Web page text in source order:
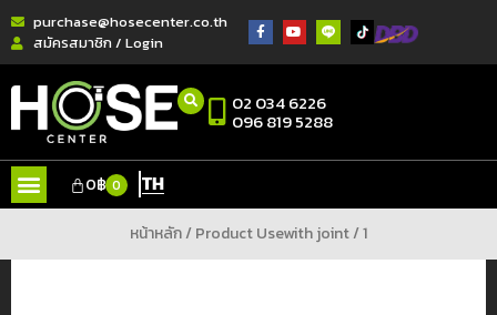
purchase@hosecenter.co.th
สมัครสมาชิก / Login
02 034 6226
096 819 5288
0฿ 0 TH
หน้าหลัก/ Product Usewith joint / 1